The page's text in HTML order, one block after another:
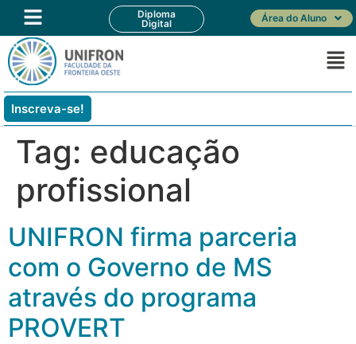
Diploma
Digital
Área do Aluno
Inscreva-se!
Tag: educação
profissional
UNIFRON firma parceria
com o Governo de MS
através do programa
PROVERT